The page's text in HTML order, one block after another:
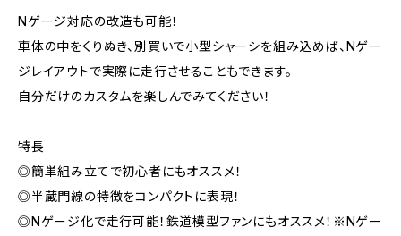
Nゲージ対応の改造も可能！
車体の中をくりぬき、別買いで小型シャーシを組み込めば、Nゲー
ジレイアウトで実際に走行させることもできます。
自分だけのカスタムを楽しんでみてください！
特長
◎簡単組み立てで初心者にもオススメ！
◎半蔵門線の特徴をコンパクトに表現！
◎Nゲージ化で走行可能！鉄道模型ファンにもオススメ！※Nゲー